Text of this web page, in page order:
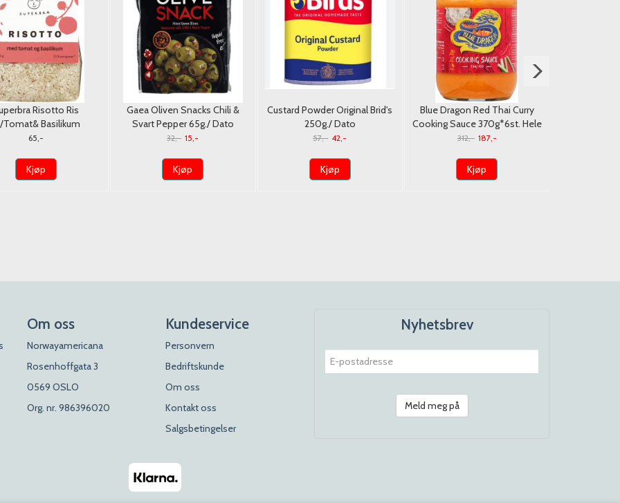
Risotto Ris
Basilikum
Økologisk 250g.
65,-
Kjøp
Gaea Oliven Snacks Chili &
Svart Pepper 65g./ Dato
32,- 15,-
Kjøp
Custard Powder Original Brid's
250g./ Dato
57,- 42,-
Kjøp
Blue Dragon Red Thai Curry
Cooking Sauce 370g*6st. Hele
Eske/Dato
312,- 187,-
Kjøp
Om oss
Norwayamericana
Rosenhoffgata 3
0569 OSLO
Org. nr. 986396020
Kundeservice
Personvern
Bedriftskunde
Om oss
Kontakt oss
Salgsbetingelser
Nyhetsbrev
Meld meg på